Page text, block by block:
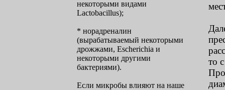
некоторыми видами
Lactobacillus);
* норадреналин
(вырабатываемый некоторыми
дрожжами, Escherichia и
некоторыми другими
бактериями).
Если микробы влияют на наше
то